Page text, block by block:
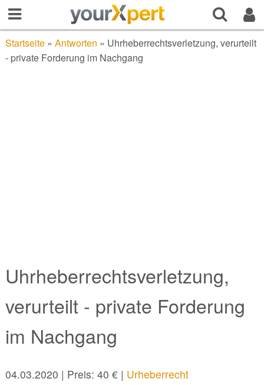
Startseite» Antworten » Uhrheberrechtsverletzung, verurteilt
- private Forderung im Nachgang
Uhrheberrechtsverletzung,
verurteilt - private Forderung
im Nachgang
04.03.2020 | Preis: 40 € | Urheberrecht